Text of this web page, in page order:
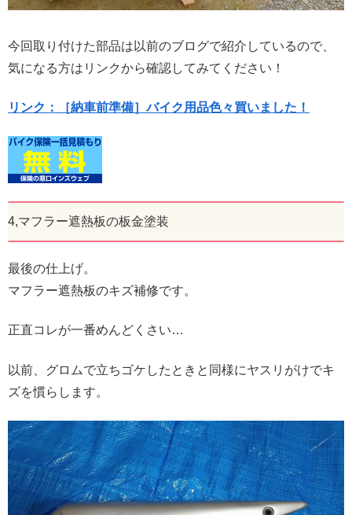
今回取り付けた部品は以前のブログで紹介しているので、
気になる方はリンクから確認してみてください！
リンク：［納車前準備］バイク用品色々買いました！
4,マフラー遮熱板の板金塗装
最後の仕上げ。
マフラー遮熱板のキズ補修です。
正直コレが一番めんどくさい…
以前、グロムで立ちゴケしたときと同様にヤスリがけでキ
ズを慣らします。